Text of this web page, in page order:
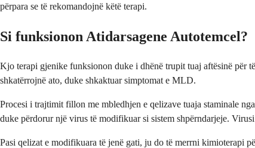
përpara se të rekomandojnë këtë terapi.
Si funksionon Atidarsagene Autotemcel?
Kjo terapi gjenike funksionon duke i dhënë trupit tuaj aftësinë për
shkatërrojnë ato, duke shkaktuar simptomat e MLD.
Procesi i trajtimit fillon me mbledhjen e qelizave tuaja staminale
duke përdorur një virus të modifikuar si sistem shpërndarjeje.
Pasi qelizat e modifikuara të jenë gati, ju do të merrni kimioterapi